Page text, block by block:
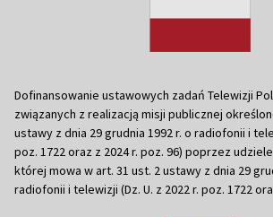
Dofinansowanie ustawowych zadań Telewizji
związanych z realizacją misji publicznej
ustawy z dnia 29 grudnia 1992 r. o radiofonii i
poz. 1722 oraz z 2024 r. poz. 96) poprzez
której mowa w art. 31 ust. 2 ustawy z dnia 29
radiofonii i telewizji (Dz. U. z 2022 r. poz. 1722